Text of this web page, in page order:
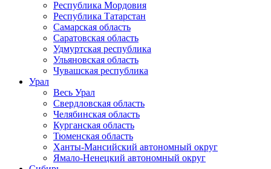
Республика Мордовия
Республика Татарстан
Самарская область
Саратовская область
Удмуртская республика
Ульяновская область
Чувашская республика
Урал
Весь Урал
Свердловская область
Челябинская область
Курганская область
Тюменская область
Ханты-Мансийский автономный округ
Ямало-Ненецкий автономный округ